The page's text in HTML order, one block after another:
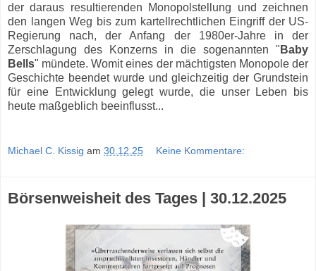
der daraus resultierenden Monopolstellung und zeichnen
den langen Weg bis zum kartellrechtlichen Eingriff der US-
Regierung nach, der Anfang der 1980er-Jahre in der
Zerschlagung des Konzerns in die sogenannten " Baby
Bells" mündete. Womit eines der mächtigsten Monopole der
Geschichte beendet wurde und gleichzeitig der Grundstein
für eine Entwicklung gelegt wurde, die unser Leben bis
heute maßgeblich beeinflusst...
Michael C. Kissig am 30.12.25 Keine Kommentare:
Börsenweisheit des Tages | 30.12.2025